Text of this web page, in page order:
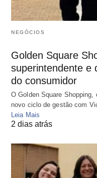
NEGÓCIOS
Golden Square
superintendente e
do consumidor
O Golden Square
novo ciclo de gestão com
Leia Mais
2 dias atrás